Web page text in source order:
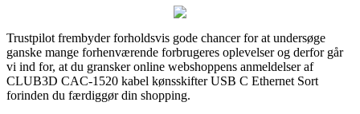
Trustpilot frembyder forholdsvis gode chancer for at undersøge
ganske mange forhenværende forbrugeres oplevelser og derfor går
vi ind for, at du gransker online webshoppens anmeldelser af
CLUB3D CAC-1520 kabel kønsskifter USB C Ethernet Sort
forinden du færdiggør din shopping.